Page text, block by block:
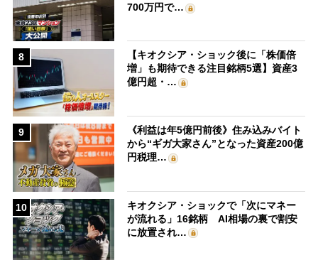
700万円で…
8
【キオクシア・ショック後に「株価倍
増」も期待できる注目銘柄5選】資産3
億円超・…
9
《利益は年5億円前後》住み込みバイト
から“ギガ大家さん”となった資産200億
円税理…
10
キオクシア・ショックで「次にマネー
が流れる」16銘柄 AI相場の裏で割安
に放置され…